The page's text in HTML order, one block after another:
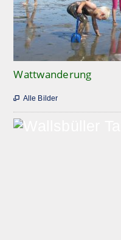
Wattwanderung
 Alle Bilder